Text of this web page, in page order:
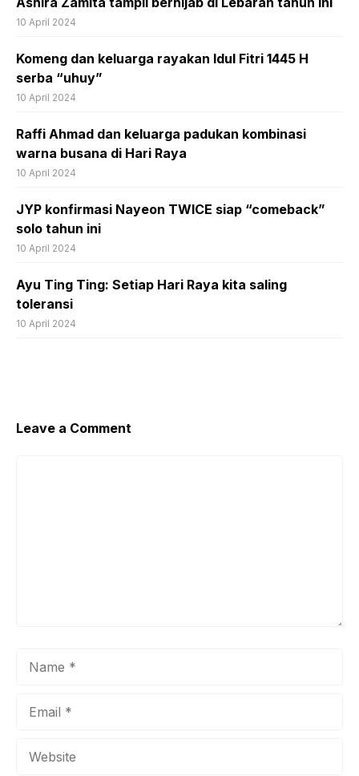
10 April 2024
Komeng dan keluarga rayakan Idul Fitri 1445 H
serba “uhuy”
10 April 2024
Raffi Ahmad dan keluarga padukan kombinasi
warna busana di Hari Raya
10 April 2024
JYP konfirmasi Nayeon TWICE siap “comeback”
solo tahun ini
10 April 2024
Ayu Ting Ting: Setiap Hari Raya kita saling
toleransi
10 April 2024
Leave a Comment